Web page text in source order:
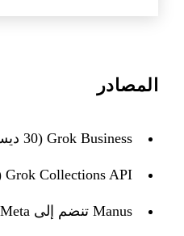
المصادر
Grok Business (30 ديسمبر)
Grok Collections API (22 ديسمبر)
Manus تنضم إلى Meta (29 ديسمبر)